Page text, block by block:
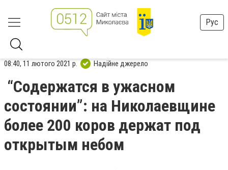
Рус
08:40, 11 лютого 2021 р. Надійне джерело
“Содержатся в ужасном
состоянии”: на Николаевщине
более 200 коров держат под
открытым небом